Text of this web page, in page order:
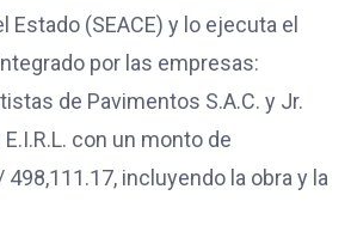
Estado (SEACE) y lo ejecuta el
por las empresas:
de Pavimentos S.A.C. y Jr.
con un monto de
incluyendo la obra y la